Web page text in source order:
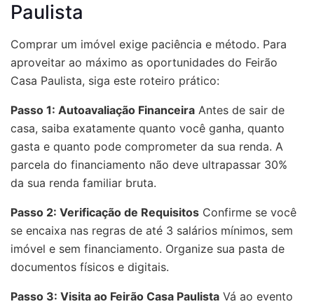
Paulista
Comprar um imóvel exige paciência e método. Para
aproveitar ao máximo as oportunidades do Feirão
Casa Paulista, siga este roteiro prático:
Passo 1: Autoavaliação Financeira Antes de sair de
casa, saiba exatamente quanto você ganha, quanto
gasta e quanto pode comprometer da sua renda. A
parcela do financiamento não deve ultrapassar 30%
da sua renda familiar bruta.
Passo 2: Verificação de Requisitos Confirme se você
se encaixa nas regras de até 3 salários mínimos, sem
imóvel e sem financiamento. Organize sua pasta de
documentos físicos e digitais.
Passo 3: Visita ao Feirão Casa Paulista Vá ao evento